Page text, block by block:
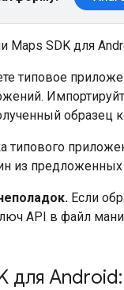
Maps SDK для
типовое
образец
типового
из
Если
API в файл
для